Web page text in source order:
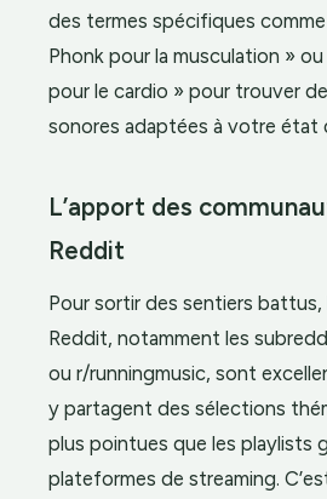
des termes spécifiques
Phonk pour la musculation »
pour le cardio » pour trouver
sonores adaptées à votre état
L’apport des
Reddit
Pour sortir des sentiers
Reddit, notamment les
ou r/runningmusic, sont
y partagent des sélections
plus pointues que les playlists
plateformes de streaming.